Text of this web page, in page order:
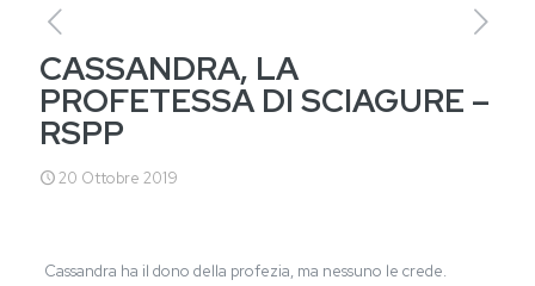
CASSANDRA, LA
PROFETESSA DI SCIAGURE –
RSPP
20 Ottobre 2019
Cassandra ha il dono della profezia, ma nessuno le crede.